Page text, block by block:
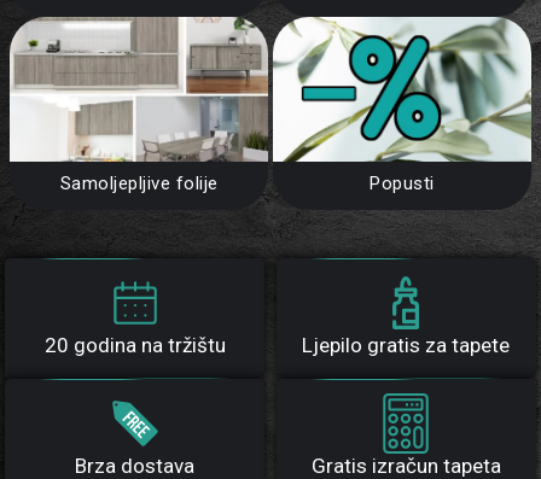
Samoljepljive folije Popusti
20 godina na tržištu Ljepilo gratis za tapete
Brza dostava Gratis izračun tapeta